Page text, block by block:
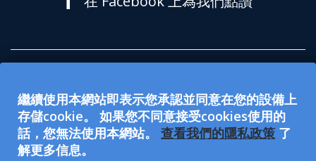
繼續使用本網站即表示您承認並同意在您的設備上
存儲cookie。 如果您不同意接受cookies使用的
話，您無法使用本網站。 查看我們的隱私政策 了
解更多信息。
所有在 lionsclubs.org 網站上接受的捐款都
用於支持獅子會國際基金會 (LCIF)。該基金
會是 501(c)(3) 免稅公眾慈善組織。國際獅子
會（LCI）是501(c)(4) 免稅社會福利組織，